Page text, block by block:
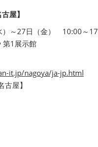
屋】
～27日（金） 10:00～
1展示館
it.jp/nagoya/ja-jp.html
屋】